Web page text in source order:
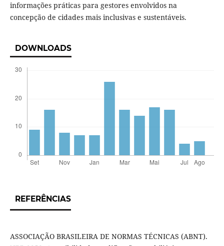
informações práticas para gestores envolvidos na
concepção de cidades mais inclusivas e sustentáveis.
DOWNLOADS
REFERÊNCIAS
ASSOCIAÇÃO BRASILEIRA DE NORMAS TÉCNICAS (ABNT).